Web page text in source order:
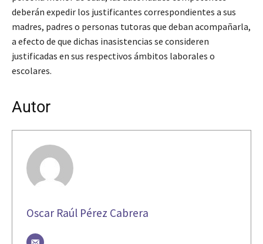
deberán expedir los justificantes correspondientes a sus
madres, padres o personas tutoras que deban acompañarla,
a efecto de que dichas inasistencias se consideren
justificadas en sus respectivos ámbitos laborales o
escolares.
Autor
Oscar Raúl Pérez Cabrera